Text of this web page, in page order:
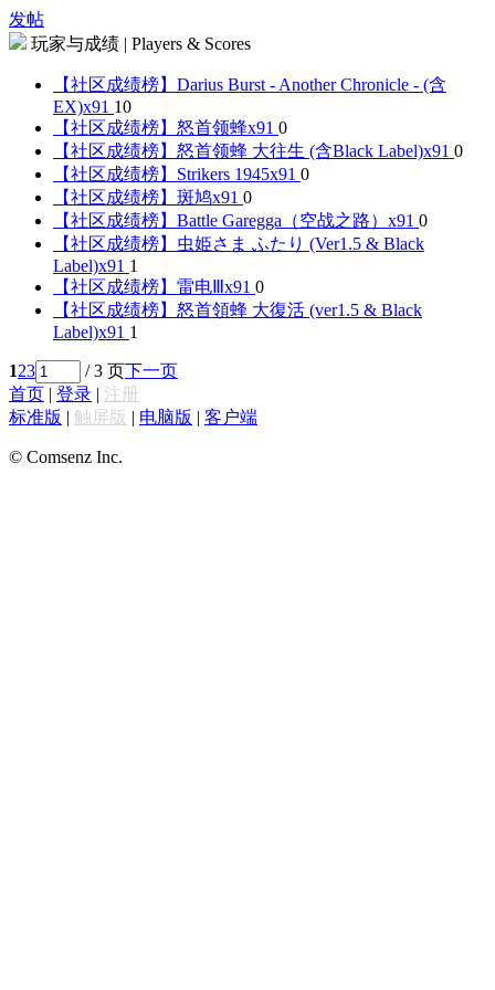
发帖
玩家与成绩 | Players & Scores
【社区成绩榜】Darius Burst - Another Chronicle - (含
EX)x91 10
【社区成绩榜】怒首领蜂x91 0
【社区成绩榜】怒首领蜂 大往生 (含Black Label)x91 0
【社区成绩榜】Strikers 1945x91 0
【社区成绩榜】斑鸠x91 0
【社区成绩榜】Battle Garegga（空战之路） x91 0
【社区成绩榜】虫姫さま ふたり (Ver1.5 & Black
Label)x91 1
【社区成绩榜】雷电Ⅲ x91 0
【社区成绩榜】怒首領蜂 大復活 (ver1.5 & Black
Label)x91 1
123 / 3 页下一页
首页 | 登录 | 注册
标准版 | 触屏版 | 电脑版 | 客户端
© Comsenz Inc.